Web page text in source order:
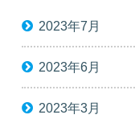
2023年7月
2023年6月
2023年3月